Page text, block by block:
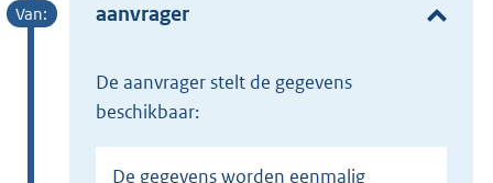
aanvrager
de aanvrager stelt de gegevens
beschikbaar:
De gegevens worden eenmalig